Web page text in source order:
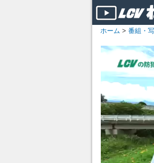
ホーム > 番組・